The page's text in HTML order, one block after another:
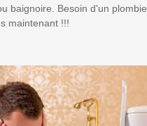
baignoire. Besoin d'un
maintenant !!!